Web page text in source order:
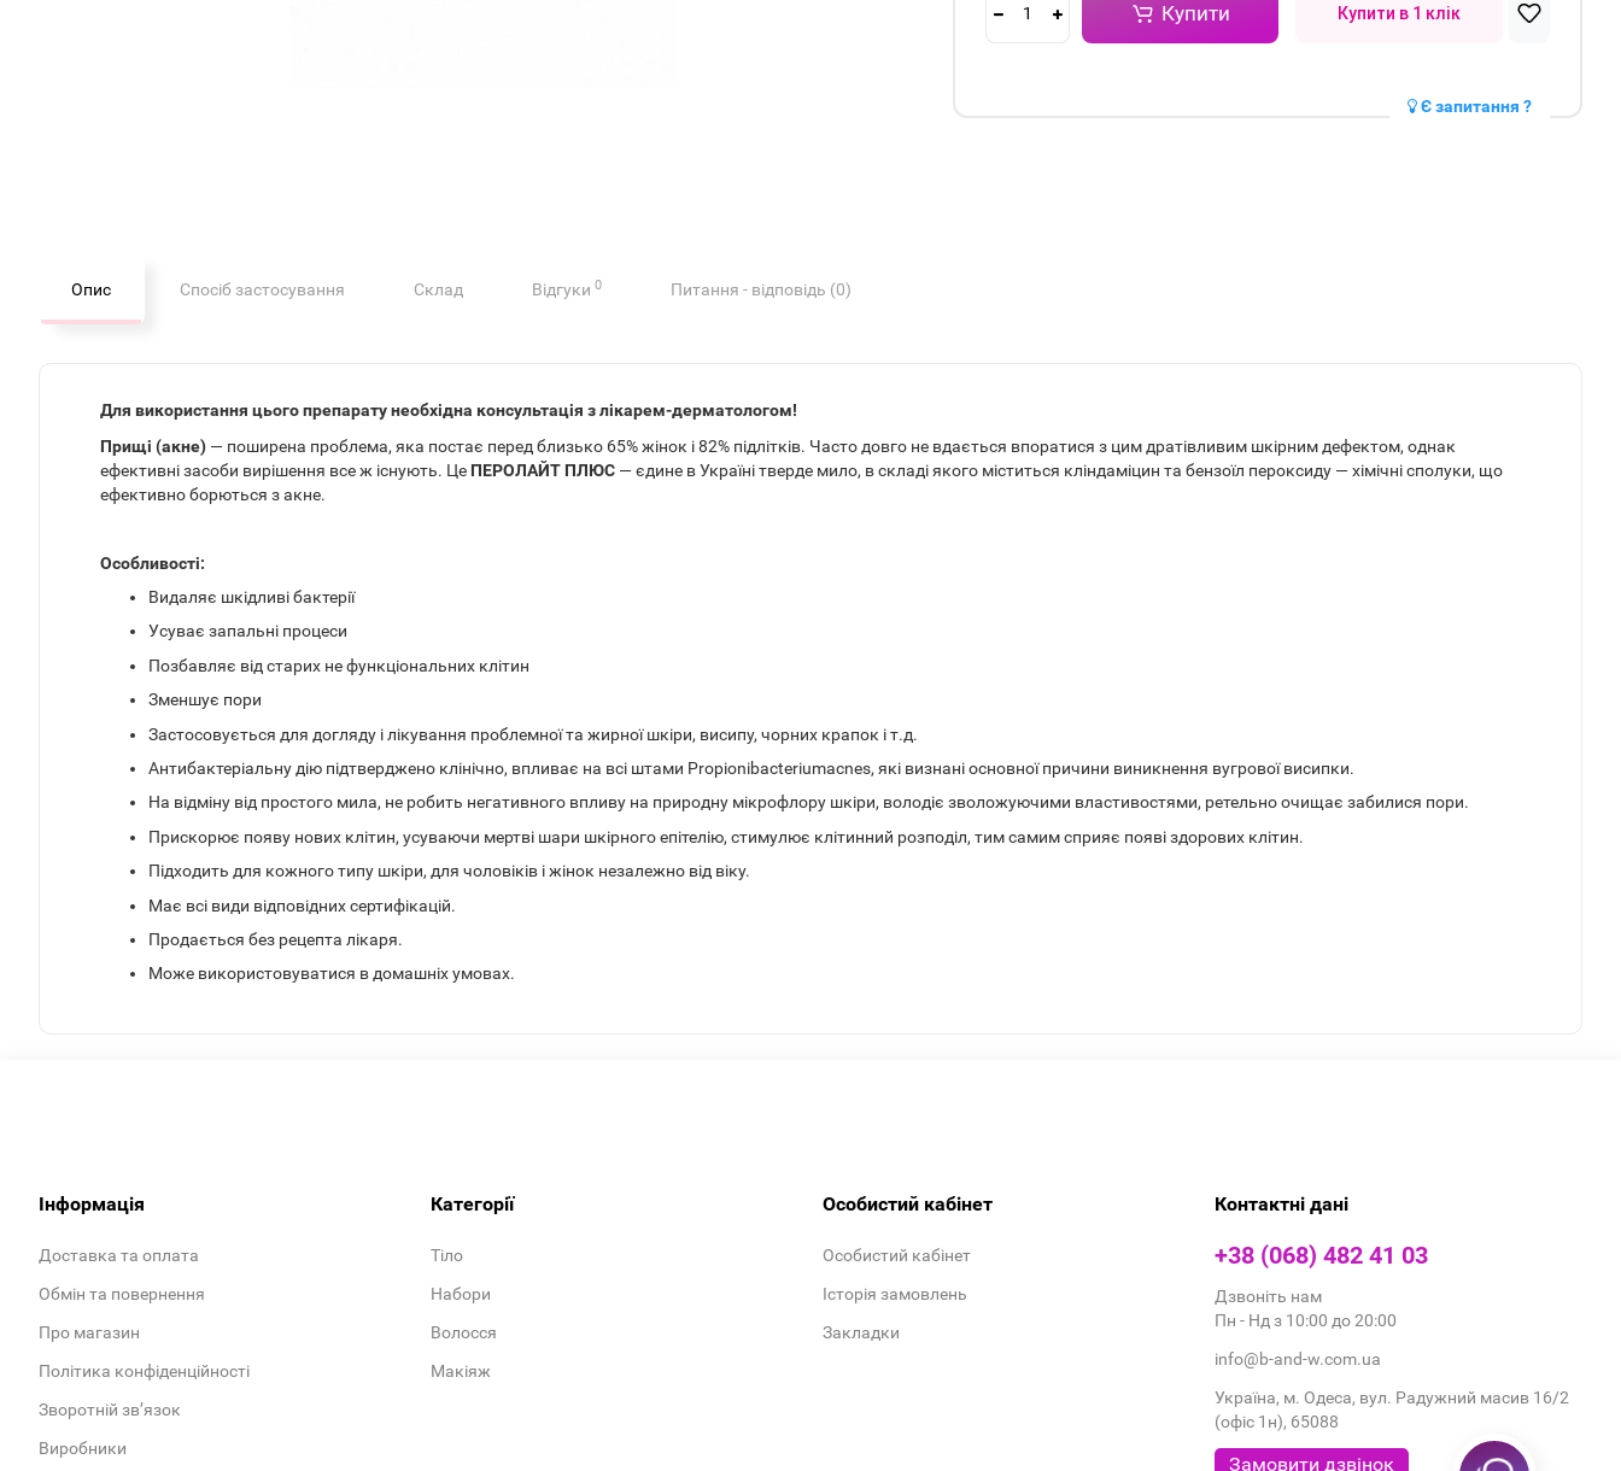
Купити Купити в 1 клік
Є запитання ?
Опис Спосіб застосування Склад Відгуки 0 Питання - відповідь (0)
Для використання цього препарату необхідна консультація з лікарем-дерматологом!
Прищі (акне) — поширена проблема, яка постає перед близько 65% жінок і 82% підлітків. Часто довго не вдається впоратися з цим дратівливим шкірним дефектом, однак
ефективні засоби вирішення все ж існують. Це ПЕРОЛАЙТ ПЛЮС — єдине в Україні тверде мило, в складі якого міститься кліндаміцин та бензоїл пероксиду — хімічні сполуки, що
ефективно борються з акне.
Особливості:
Видаляє шкідливі бактерії
Усуває запальні процеси
Позбавляє від старих не функціональних клітин
Зменшує пори
Застосовується для догляду і лікування проблемної та жирної шкіри, висипу, чорних крапок і т.д.
Антибактеріальну дію підтверджено клінічно, впливає на всі штами Propionibacteriumacnes, які визнані основної причини виникнення вугрової висипки.
На відміну від простого мила, не робить негативного впливу на природну мікрофлору шкіри, володіє зволожуючими властивостями, ретельно очищає забилися пори.
Прискорює появу нових клітин, усуваючи мертві шари шкірного епітелію, стимулює клітинний розподіл, тим самим сприяє появі здорових клітин.
Підходить для кожного типу шкіри, для чоловіків і жінок незалежно від віку.
Має всі види відповідних сертифікацій.
Продається без рецепта лікаря.
Може використовуватися в домашніх умовах.
Контактні дані
+38 (068) 482 41 03
Дзвоніть нам
Пн - Нд з 10:00 до 20:00
info@b-and-w.com.ua
Україна, м. Одеса, вул. Радужний масив 16/2
(офіс 1н), 65088
Замовити дзвінок
Інформація
Доставка та оплата
Обмін та повернення
Про магазин
Політика конфіденційності
Зворотній зв’язок
Виробники
Категорії
Тіло
Набори
Волосся
Макіяж
Особистий кабінет
Особистий кабінет
Історія замовлень
Закладки